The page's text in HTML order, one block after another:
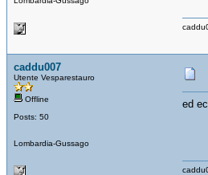
caddu007
Utente Vesparestauro
Offline
Posts: 50
Lombardia-Gussago
ed